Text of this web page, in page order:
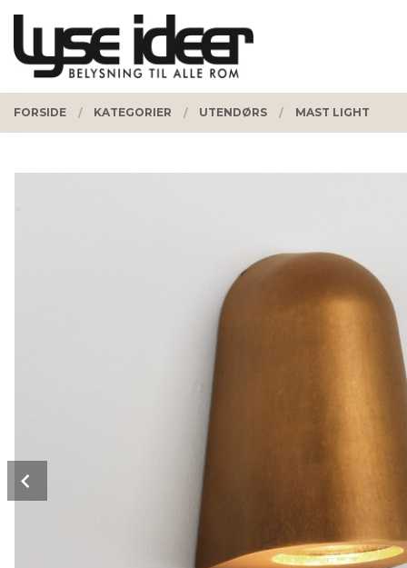
Gå
innholdet
PRODUKTER
FORSIDE KATEGORIER UTENDØRS MAST LIGHT